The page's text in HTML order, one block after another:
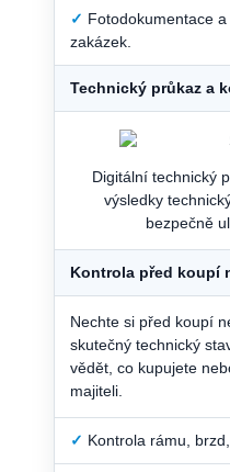
✓ Fotodokumentace
zakázek.
Technický průkaz a
Digitální technický
výsledky
bezpečně
Kontrola před koupí
Nechte si před koupí
skutečný technický
vědět, co kupujete
majiteli.
✓ Kontrola rámu,